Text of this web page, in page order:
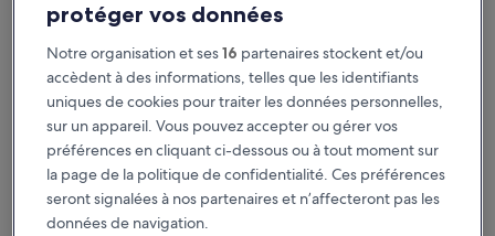
La Maison des Ducs
La Maison des Ducs
Hébergement
3.0 étoiles
À 9,6 km de : Plage de la Crique à Nances
9.8
sur
10,
Exceptionnel,
(38 avis)
9,8/10 Exceptionnel (38 avis)
Le
nouveau
111 €
taxes et frais compris
protéger vos données
Notre organisation et ses16 partenaires stockent et/ou
accèdent à des informations, telles que les identifiants
uniques de cookies pour traiter les données personnelles,
sur un appareil. Vous pouvez accepter ou gérer vos
préférences en cliquant ci-dessous ou à tout moment sur
la page de la politique de confidentialité. Ces préférences
seront signalées à nos partenaires et n’affecteront pas les
données de navigation.